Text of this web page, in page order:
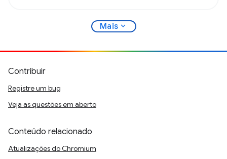
Mais expand_more
Contribuir
Registre um bug
Veja as questões em aberto
Conteúdo relacionado
Atualizações do Chromium